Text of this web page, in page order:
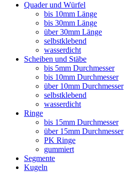
Quader und Würfel
bis 10mm Länge
bis 30mm Länge
über 30mm Länge
selbstklebend
wasserdicht
Scheiben und Stäbe
bis 5mm Durchmesser
bis 10mm Durchmesser
über 10mm Durchmesser
selbstklebend
wasserdicht
Ringe
bis 15mm Durchmesser
über 15mm Durchmesser
PK Ringe
gummiert
Segmente
Kugeln